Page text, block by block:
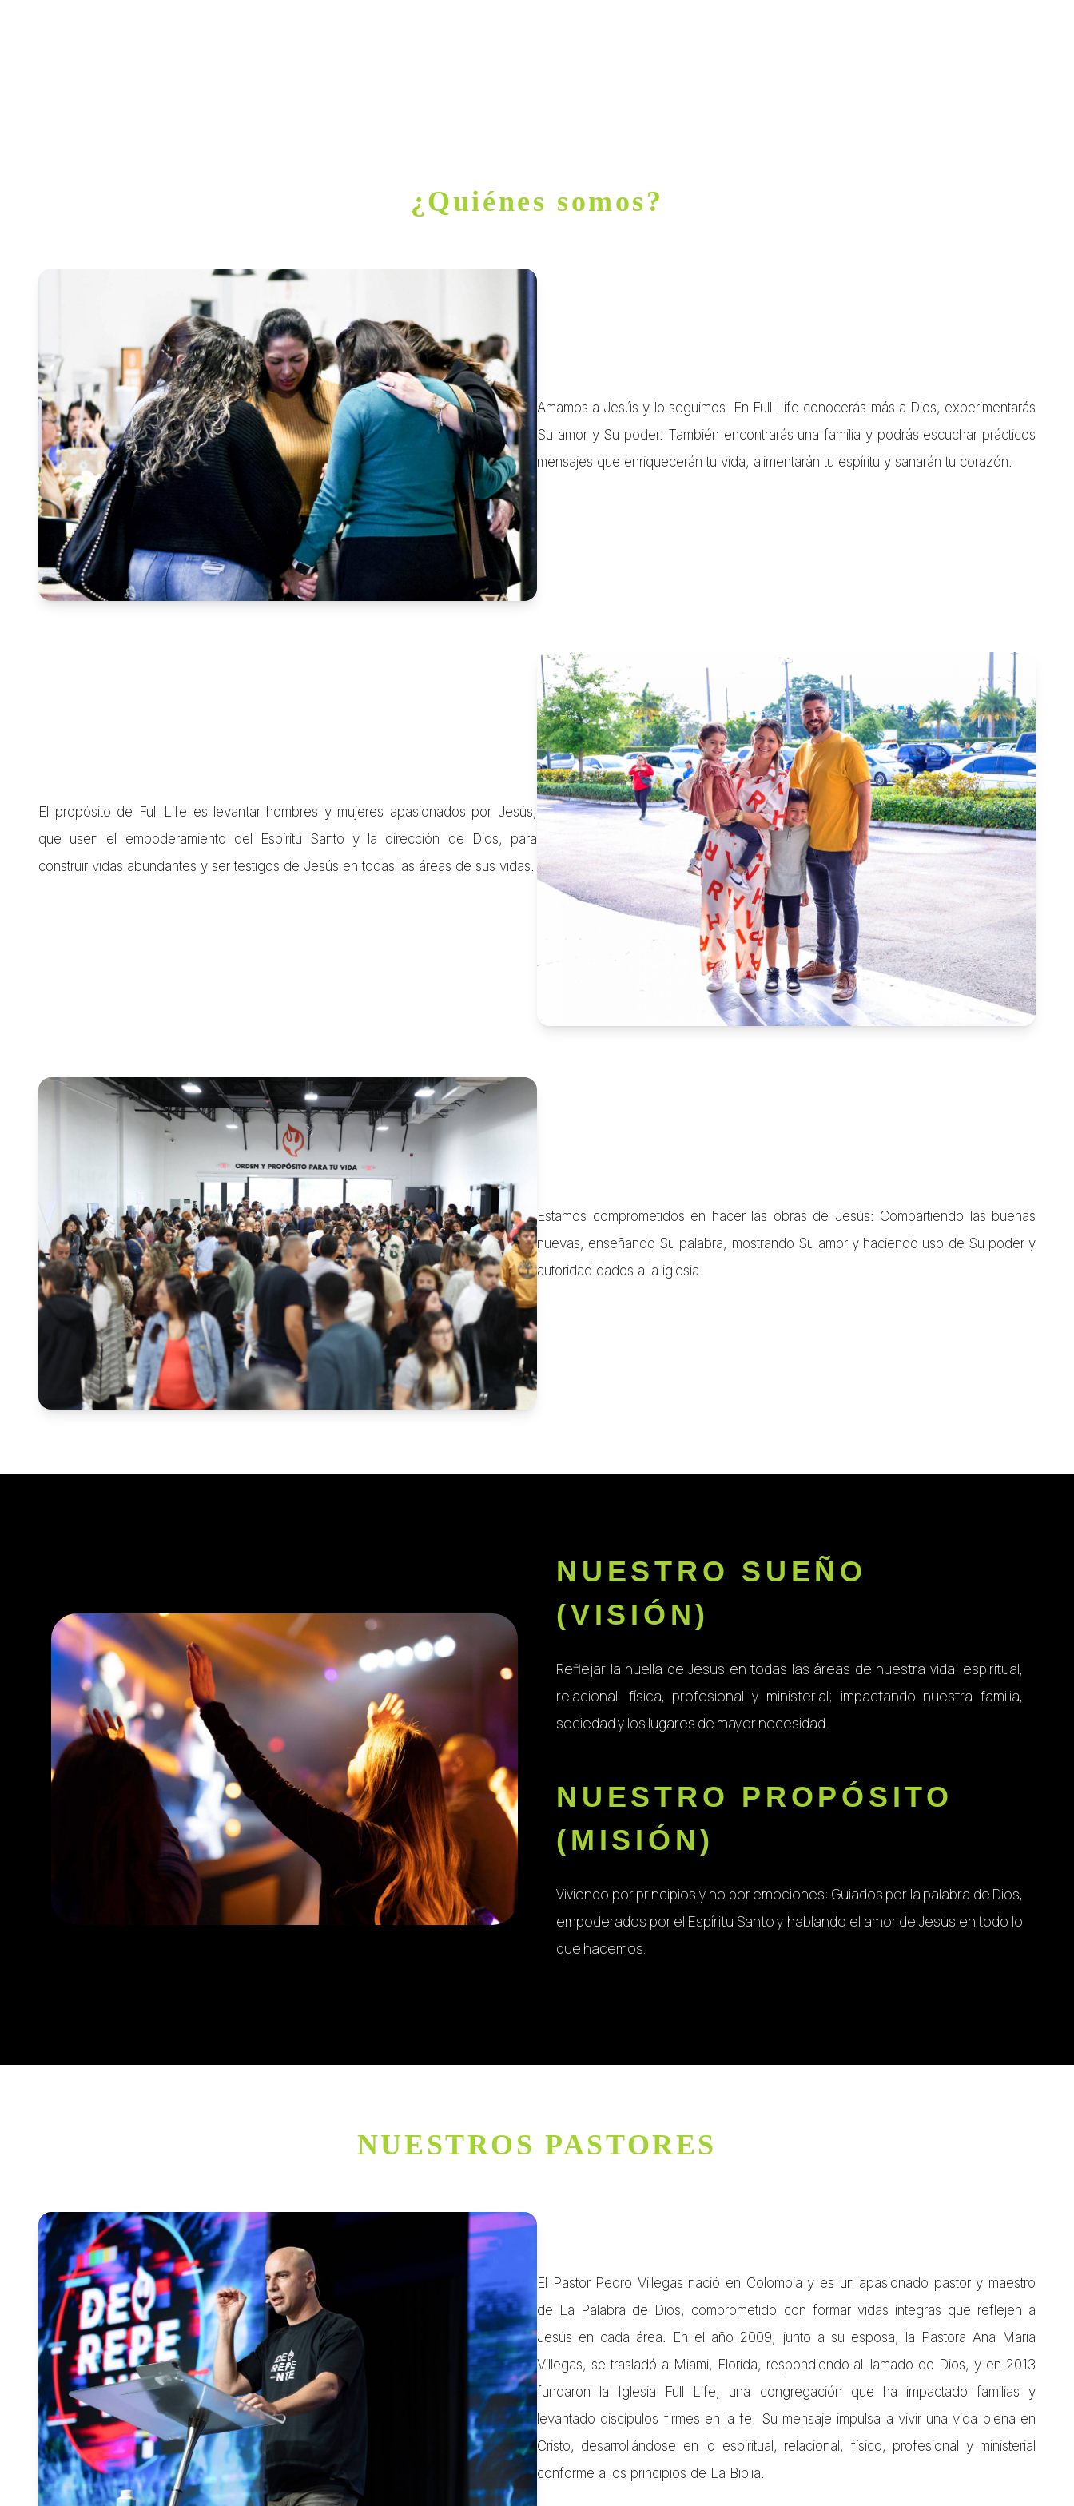
¿Quiénes somos?
Amamos a Jesús y lo seguimos. En Full Life conocerás más a Dios, experimentarás
Su amor y Su poder. También encontrarás una familia y podrás escuchar prácticos
mensajes que enriquecerán tu vida, alimentarán tu espíritu y sanarán tu corazón.
El propósito de Full Life es levantar hombres y mujeres apasionados por Jesús,
que usen el empoderamiento del Espíritu Santo y la dirección de Dios, para
construir vidas abundantes y ser testigos de Jesús en todas las áreas de sus vidas.
Estamos comprometidos en hacer las obras de Jesús: Compartiendo las buenas
nuevas, enseñando Su palabra, mostrando Su amor y haciendo uso de Su poder y
autoridad dados a la iglesia.
NUESTRO SUEÑO
(VISIÓN)
Reflejar la huella de Jesús en todas las áreas de nuestra vida: espiritual,
relacional, física, profesional y ministerial; impactando nuestra familia,
sociedad y los lugares de mayor necesidad.
NUESTRO PROPÓSITO
(MISIÓN)
Viviendo por principios y no por emociones: Guiados por la palabra de Dios,
empoderados por el Espíritu Santo y hablando el amor de Jesús en todo lo
que hacemos.
NUESTROS PASTORES
El Pastor Pedro Villegas nació en Colombia y es un apasionado pastor y maestro
de La Palabra de Dios, comprometido con formar vidas íntegras que reflejen a
Jesús en cada área. En el año 2009, junto a su esposa, la Pastora Ana María
Villegas, se trasladó a Miami, Florida, respondiendo al llamado de Dios, y en 2013
fundaron la Iglesia Full Life, una congregación que ha impactado familias y
levantado discípulos firmes en la fe. Su mensaje impulsa a vivir una vida plena en
Cristo, desarrollándose en lo espiritual, relacional, físico, profesional y ministerial
conforme a los principios de La Biblia.